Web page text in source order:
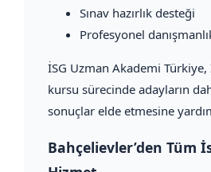
Sınav hazırlık desteği
Profesyonel
İSG Uzman Akademi Türkiye,
kursu sürecinde adayların
sonuçlar elde etmesine
Bahçelievler’den Tüm